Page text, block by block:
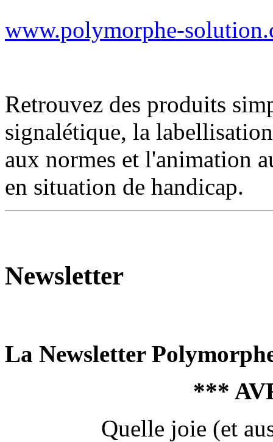
www.polymorphe-
Retrouvez des produits
signalétique, la
aux normes et l'animation
en situation de handicap.
Newsletter
La Newsletter
***
Quelle joie (et